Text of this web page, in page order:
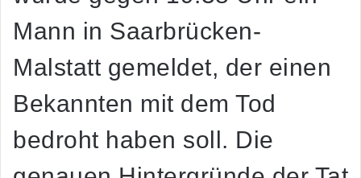
Mann in Saarbrücken-
Malstatt gemeldet, der einen
Bekannten mit dem Tod
bedroht haben soll. Die